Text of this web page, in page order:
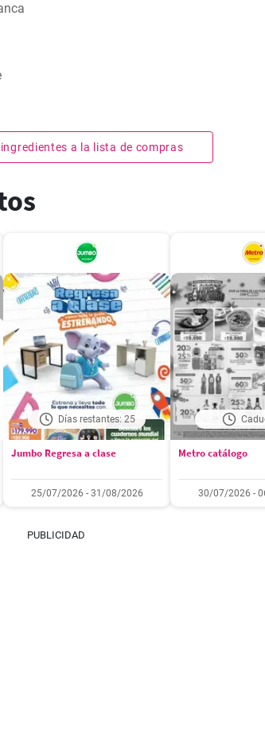
a la lista de compras
Días restantes: 25
Jumbo Regresa a clase
25/07/2026 - 31/08/2026
Metro catálogo
30/07/2026 -
PUBLICIDAD